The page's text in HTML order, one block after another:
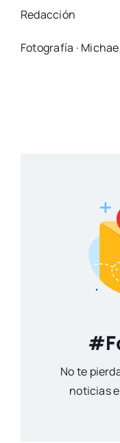
Redacción
Fotografía ·
No te
noticias